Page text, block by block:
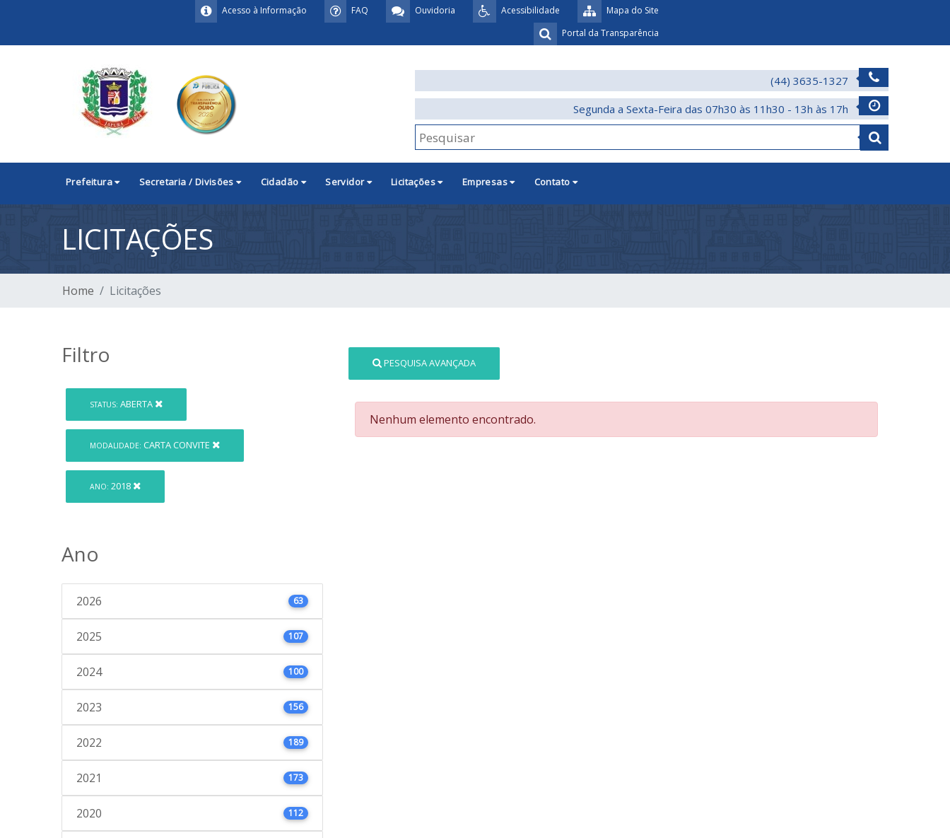
Mapa do Site
Acessibilidade
Ouvidoria
FAQ
Acesso à Informação
Portal da Transparência
(44) 3635-1327
Segunda a Sexta-Feira das 07h30 às 11h30 - 13h às 17h
Prefeitura Secretaria / Divisões Cidadão Servidor Licitações Empresas Contato
LICITAÇÕES
Home Licitações
Filtro
STATUS: ABERTA
MODALIDADE: CARTA CONVITE
ANO: 2018
Ano
2026 63
2025 107
2024 100
2023 156
2022 189
2021 173
2020 112
PESQUISA AVANÇADA
Nenhum elemento encontrado.